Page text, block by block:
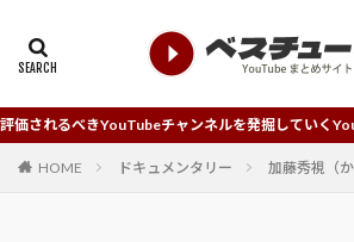
チャンネルを発掘していくYouTubeチャンネ
HOME ドキュメンタリー 加藤秀視（か